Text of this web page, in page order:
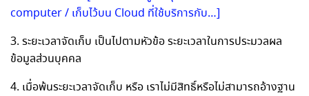
computer / เก็บไว้บน Cloud ที่ใช้บริการกับ…]
3. ระยะเวลาจัดเก็บ เป็นไปตามหัวข้อ ระยะเวลาในการประมวลผล
ข้อมูลส่วนบุคคล
4. เมื่อพ้นระยะเวลาจัดเก็บ หรือ เราไม่มีสิทธิ์หรือไม่สามารถอ้างฐาน